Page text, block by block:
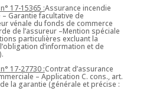
17-15365 :Assurance incendie
Garantie facultative de
vénale du fonds de commerce
de l’assureur –Mention spéciale
particulières excluant la
d’information et de
17-27730 :Contrat d’assurance
– Application C. cons., art.
la garantie (générale et précise :